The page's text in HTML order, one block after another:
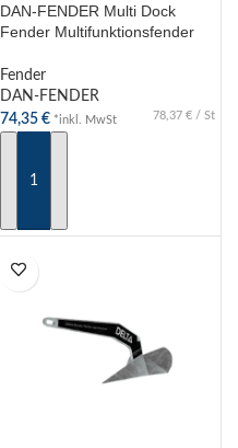
DAN-FENDER Multi Dock
Fender Multifunktionsfender
Fender
DAN-FENDER
74,35 € *inkl. MwSt 78,37 € / St